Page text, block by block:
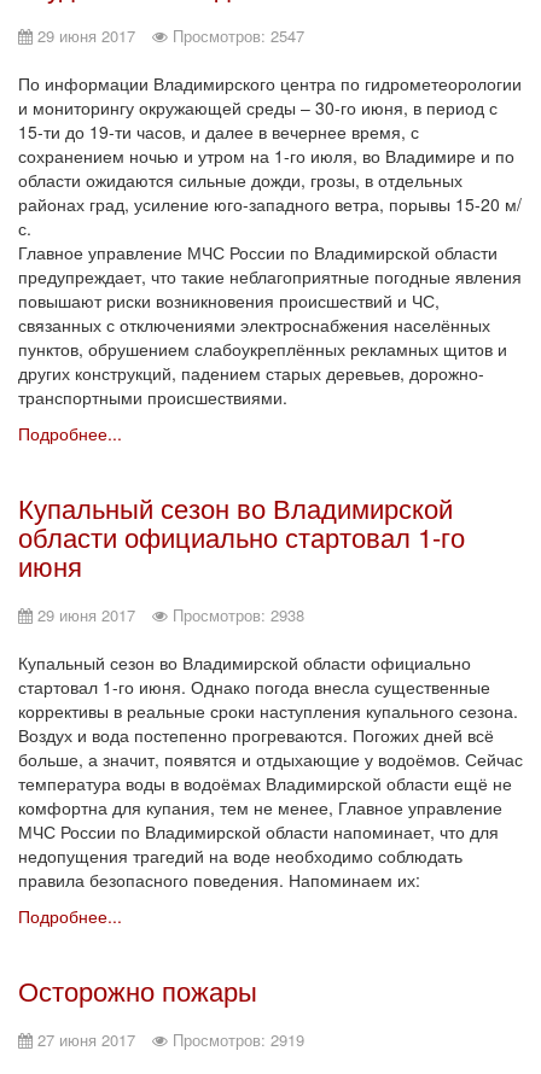
29 июня 2017 Просмотров: 2547
По информации Владимирского центра по гидрометеорологии
и мониторингу окружающей среды – 30-го июня, в период с
15-ти до 19-ти часов, и далее в вечернее время, с
сохранением ночью и утром на 1-го июля, во Владимире и по
области ожидаются сильные дожди, грозы, в отдельных
районах град, усиление юго-западного ветра, порывы 15-20 м/
с.
Главное управление МЧС России по Владимирской области
предупреждает, что такие неблагоприятные погодные явления
повышают риски возникновения происшествий и ЧС,
связанных с отключениями электроснабжения населённых
пунктов, обрушением слабоукреплённых рекламных щитов и
других конструкций, падением старых деревьев, дорожно-
транспортными происшествиями.
Подробнее...
Купальный сезон во Владимирской
области официально стартовал 1-го
июня
29 июня 2017 Просмотров: 2938
Купальный сезон во Владимирской области официально
стартовал 1-го июня. Однако погода внесла существенные
коррективы в реальные сроки наступления купального сезона.
Воздух и вода постепенно прогреваются. Погожих дней всё
больше, а значит, появятся и отдыхающие у водоёмов. Сейчас
температура воды в водоёмах Владимирской области ещё не
комфортна для купания, тем не менее, Главное управление
МЧС России по Владимирской области напоминает, что для
недопущения трагедий на воде необходимо соблюдать
правила безопасного поведения. Напоминаем их:
Подробнее...
Осторожно пожары
27 июня 2017 Просмотров: 2919